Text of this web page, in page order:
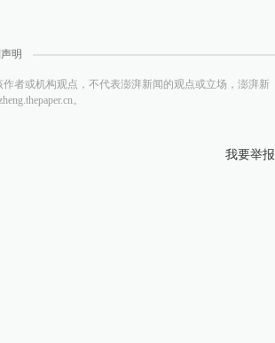
明
者或机构观点，不代表澎湃新闻的观点或立场，澎湃新
。
我要举报